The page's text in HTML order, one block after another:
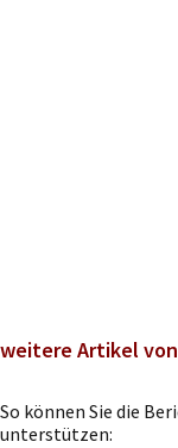
weitere Artikel
So können Sie die
unterstützen: